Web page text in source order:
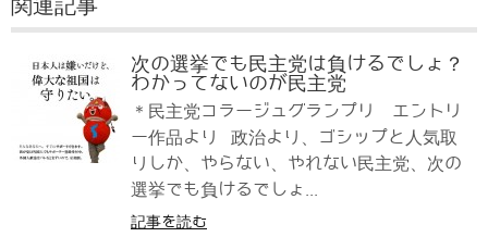
関連記事
次の選挙でも民主党は負けるでしょ？
わかってないのが民主党
＊民主党コラージュグランプリ エントリ
ー作品より 政治より、ゴシップと人気取
りしか、やらない、やれない民主党、次の
選挙でも負けるでしょ...
記事を読む